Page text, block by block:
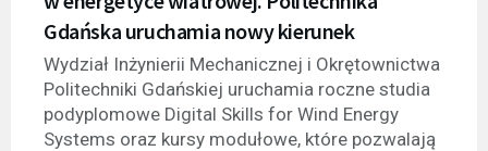
Gdańska uruchamia nowy kierunek
Wydział Inżynierii Mechanicznej i Okrętownictwa
Politechniki Gdańskiej uruchamia roczne studia
podyplomowe Digital Skills for Wind Energy
Systems oraz kursy modułowe, które pozwalają